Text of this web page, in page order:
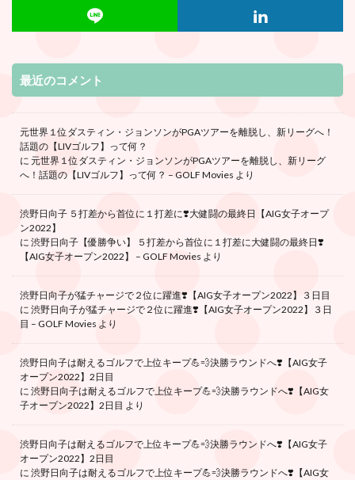
最近のコメント
元世界１位ダスティン・ジョンソンがPGAツアーを離脱し、新リーグへ！
話題の【LIVゴルフ】って何？
に 元世界１位ダスティン・ジョンソンがPGAツアーを離脱し、新リーグ
へ！話題の【LIVゴルフ】って何？ – GOLF Movies より
渋野日向子 ５打差から首位に１打差に❣️大健闘の最終日【AIG女子オープ
ン2022】
に 渋野日向子【優勝争い】 ５打差から首位に１打差に大健闘の最終日❣️
【AIG女子オープン2022】 – GOLF Movies より
渋野日向子が猛チャージで２位に躍進❣️【AIG女子オープン2022】３日目
に 渋野日向子が猛チャージで２位に躍進❣️【AIG女子オープン2022】３日
目 – GOLF Movies より
渋野日向子は耐えるゴルフで上位キープ💪💨決勝ラウンドへ❣️【AIG女子
オープン2022】2日目
に 渋野日向子は耐えるゴルフで上位キープ💪💨決勝ラウンドへ❣️【AIG女
子オープン2022】2日目 より
渋野日向子は耐えるゴルフで上位キープ💪💨決勝ラウンドへ❣️【AIG女子
オープン2022】2日目
に 渋野日向子は耐えるゴルフで上位キープ💪💨決勝ラウンドへ❣️【AIG女